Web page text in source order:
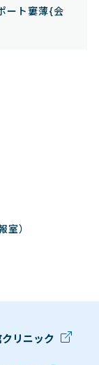
ート窶薄{会
室）
リニック